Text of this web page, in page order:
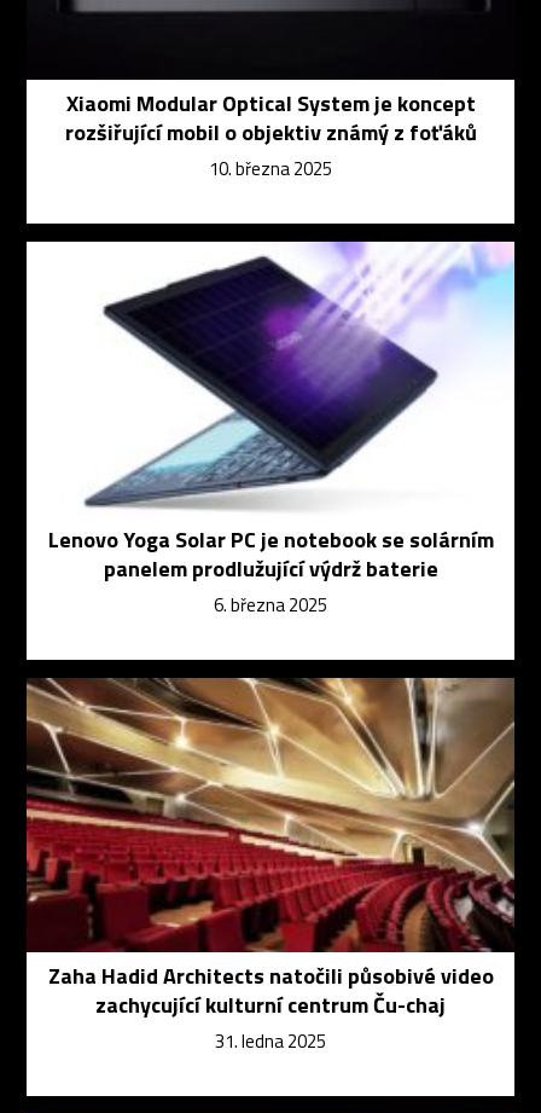
Xiaomi Modular Optical System je koncept
rozšiřující mobil o objektiv známý z foťáků
10. března 2025
Lenovo Yoga Solar PC je notebook se solárním
panelem prodlužující výdrž baterie
6. března 2025
Zaha Hadid Architects natočili působivé video
zachycující kulturní centrum Ču-chaj
31. ledna 2025